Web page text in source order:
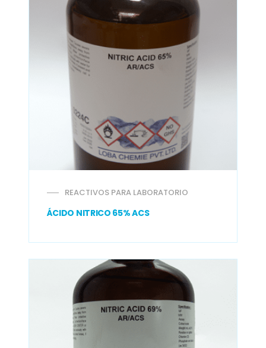
REACTIVOS PARA LABORATORIO
ÁCIDO NITRICO 65% ACS